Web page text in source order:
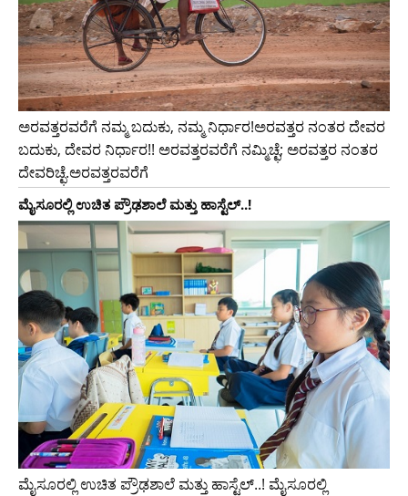
ಅರವತ್ತರವರೆಗೆ ನಮ್ಮ ಬದುಕು, ನಮ್ಮ ನಿರ್ಧಾರ!ಅರವತ್ತರ ನಂತರ ದೇವರ
ಬದುಕು, ದೇವರ ನಿರ್ಧಾರ!! ಅರವತ್ತರವರೆಗೆ ನಮ್ಮಿಚ್ಛೆ; ಅರವತ್ತರ ನಂತರ
ದೇವರಿಚ್ಛೆ.ಅರವತ್ತರವರೆಗೆ
ಮೈಸೂರಲ್ಲಿ ಉಚಿತ ಪ್ರೌಢಶಾಲೆ ಮತ್ತು ಹಾಸ್ಟೆಲ್..!
ಮೈಸೂರಲ್ಲಿ ಉಚಿತ ಪ್ರೌಢಶಾಲೆ ಮತ್ತು ಹಾಸ್ಟೆಲ್..! ಮೈಸೂರಲ್ಲಿ